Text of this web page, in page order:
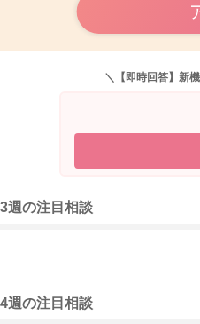
＼【即時回答】新
週の注目相談
週の注目相談